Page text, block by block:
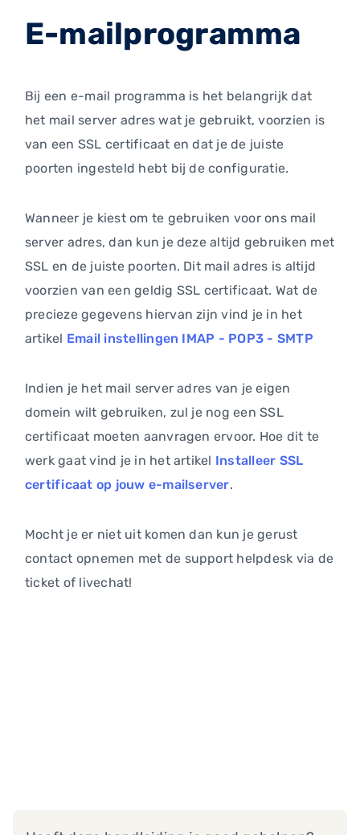
E-mailprogramma
Bij een e-mail programma is het belangrijk dat
het mail server adres wat je gebruikt, voorzien is
van een SSL certificaat en dat je de juiste
poorten ingesteld hebt bij de configuratie.
Wanneer je kiest om te gebruiken voor ons mail
server adres, dan kun je deze altijd gebruiken met
SSL en de juiste poorten. Dit mail adres is altijd
voorzien van een geldig SSL certificaat. Wat de
precieze gegevens hiervan zijn vind je in het
artikel Email instellingen IMAP - POP3 - SMTP
Indien je het mail server adres van je eigen
domein wilt gebruiken, zul je nog een SSL
certificaat moeten aanvragen ervoor. Hoe dit te
werk gaat vind je in het artikel Installeer SSL
certificaat op jouw e-mailserver.
Mocht je er niet uit komen dan kun je gerust
contact opnemen met de support helpdesk via de
ticket of livechat!